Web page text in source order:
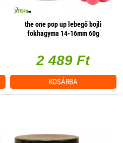
the one pop up lebegő bojli
fokhagyma 14-16mm 60g
2 489 Ft
KOSÁRBA